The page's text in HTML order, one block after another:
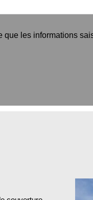
que les informations